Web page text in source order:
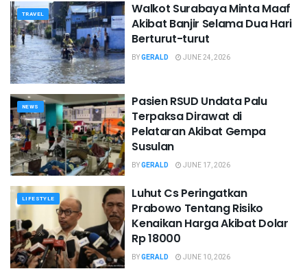
TRAVEL
Walkot Surabaya Minta Maaf
Akibat Banjir Selama Dua Hari
Berturut-turut
BYGERALD JUNE 24, 2026
NEWS
Pasien RSUD Undata Palu
Terpaksa Dirawat di
Pelataran Akibat Gempa
Susulan
BYGERALD JUNE 17, 2026
LIFESTYLE
Luhut Cs Peringatkan
Prabowo Tentang Risiko
Kenaikan Harga Akibat Dolar
Rp 18000
BYGERALD JUNE 10, 2026